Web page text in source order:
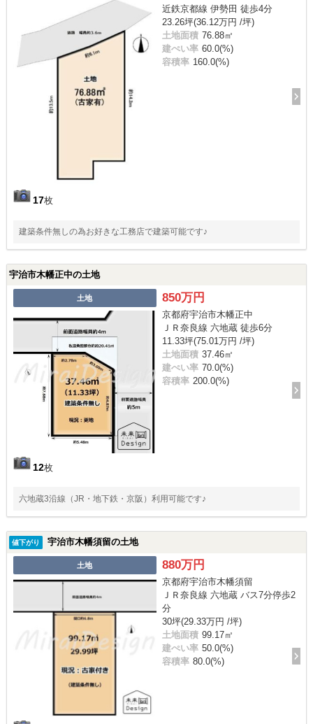
17枚
近鉄京都線 伊勢田 徒歩4分
23.26坪(36.12万円 /坪)
土地面積 76.88㎡
建ぺい率 60.0(%)
容積率 160.0(%)
建築条件無しの為お好きな工務店で建築可能です♪
宇治市木幡正中の土地
土地
12枚
850万円
京都府宇治市木幡正中
ＪＲ奈良線 六地蔵 徒歩6分
11.33坪(75.01万円 /坪)
土地面積 37.46㎡
建ぺい率 70.0(%)
容積率 200.0(%)
六地蔵3沿線（JR・地下鉄・京阪）利用可能です♪
値下がり 宇治市木幡須留の土地
土地 880万円
京都府宇治市木幡須留
ＪＲ奈良線 六地蔵 バス7分停歩2
分
30坪(29.33万円 /坪)
土地面積 99.17㎡
建ぺい率 50.0(%)
容積率 80.0(%)